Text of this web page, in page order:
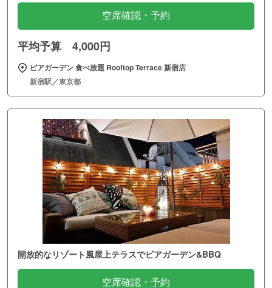
空席確認・予約
平均予算 4,000円
ビアガーデン 食べ放題 Rooftop Terrace 新宿店
新宿駅／東京都
開放的なリゾート風屋上テラスでビアガーデン&BBQ
空席確認・予約